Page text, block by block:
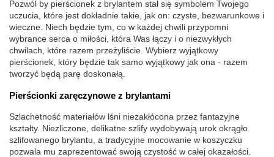
DIAMENTY
Kamień:
Diament
Szlif:
Brylantowy okrągły
Liczba
diamentów:
0.100 ct - 1 szt.
Liczba
diamentów
1 szt.
Masa
(łącznie):
Barwa:
Czystość:
Pozwól by pierścionek z brylantem stał się symbolem Twojego
uczucia, które jest dokładnie takie, jak on: czyste, bezwarunkowe i
wieczne. Niech będzie tym, co w każdej chwili przypomni
wybrance serca o miłości, która Was łączy i o niezwykłych
chwilach, które razem przeżyliście. Wybierz wyjątkowy
pierścionek, który będzie tak samo wyjątkowy jak ona - razem
tworzyć będą parę doskonałą.
Pierścionki zaręczynowe z brylantami
Szlachetność materiałów lśni niezakłócona przez fantazyjne
kształty. Niezliczone, delikatne szlify wydobywają urok okrągło
szlifowanego brylantu, a tradycyjne mocowanie w koszyczku
pozwala mu zaprezentować swoją czystość w całej okazałości.